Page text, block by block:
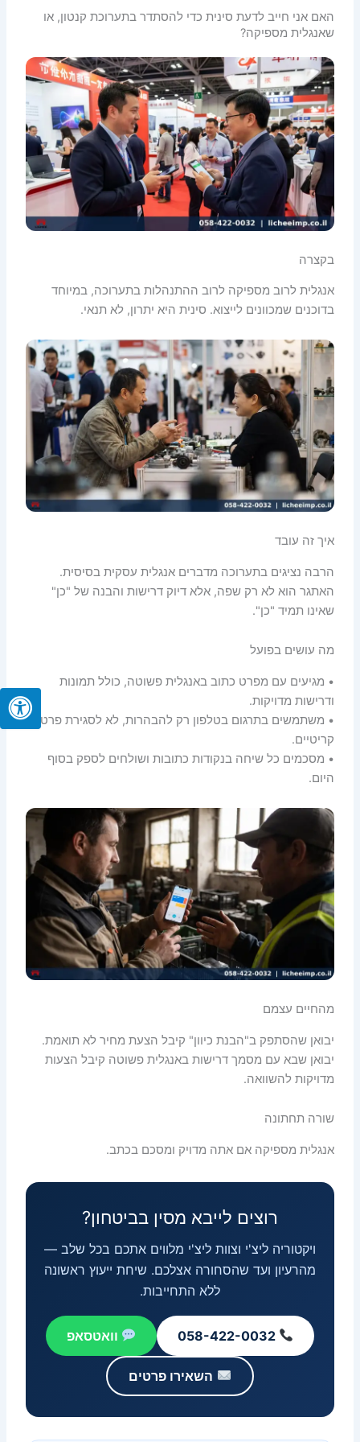
האם אני חייב לדעת סינית כדי להסתדר בתערוכת קנטון, או
שאנגלית מספיקה?
בקצרה
אנגלית לרוב מספיקה לרוב ההתנהלות בתערוכה, במיוחד
בדוכנים שמכוונים לייצוא. סינית היא יתרון, לא תנאי.
איך זה עובד
הרבה נציגים בתערוכה מדברים אנגלית עסקית בסיסית.
האתגר הוא לא רק שפה, אלא דיוק דרישות והבנה של "כן"
שאינו תמיד "כן".
מה עושים בפועל
• מגיעים עם מפרט כתוב באנגלית פשוטה, כולל תמונות
ודרישות מדויקות.
• משתמשים בתרגום בטלפון רק להבהרות, לא לסגירת פרטים
קריטיים.
• מסכמים כל שיחה בנקודות כתובות ושולחים לספק בסוף
היום.
מהחיים עצמם
יבואן שהסתפק ב"הבנת כיוון" קיבל הצעת מחיר לא תואמת.
יבואן שבא עם מסמך דרישות באנגלית פשוטה קיבל הצעות
מדויקות להשוואה.
שורה תחתונה
אנגלית מספיקה אם אתה מדויק ומסכם בכתב.
רוצים לייבא מסין בביטחון?
ויקטוריה ליצ'י וצוות ליצ'י מלווים אתכם בכל שלב —
מהרעיון ועד שהסחורה אצלכם. שיחת ייעוץ ראשונה
ללא התחייבות.
וואטסאפ
השאירו פרטים